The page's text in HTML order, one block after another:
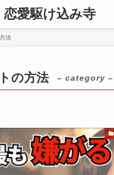
恋愛駆け込み寺
法
の方法 – category –